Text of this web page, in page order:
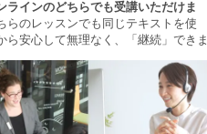
ラインのどちらでも受講いただけま
らのレッスンでも同じテキストを使
ら安心して無理なく、「継続」できま